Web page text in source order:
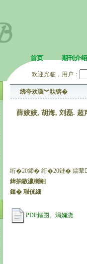
首页 期刊介绍
欢迎光临，用户：
绋夸欢璇︾粏锛�
薛姣姣, 胡海, 刘磊. 超
绗�20鍗� 绗�20鏈� 鎬荤
鍏抽敭瀛楋細
鎽� 瑕侊細
PDF鏂囨。涓嬭浇